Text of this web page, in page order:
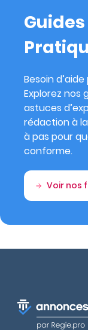
Besoin
Explorez nos
astuces
rédaction à
à pas pour
conforme.
Voir nos